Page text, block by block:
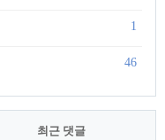
1
46
최근 댓글